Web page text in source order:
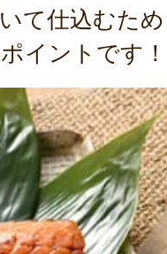
て仕込むた
イントです！